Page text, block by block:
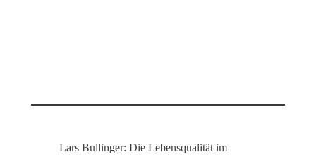
Lars Bullinger: Die Lebensqualität im